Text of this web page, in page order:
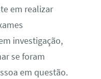
em realizar
investigação,
se foram
em questão.